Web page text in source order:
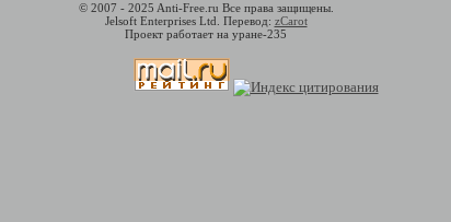
© 2007 - 2025 Anti-Free.ru Все права защищены.
Jelsoft Enterprises Ltd. Перевод: zCarot
Проект работает на уране-235